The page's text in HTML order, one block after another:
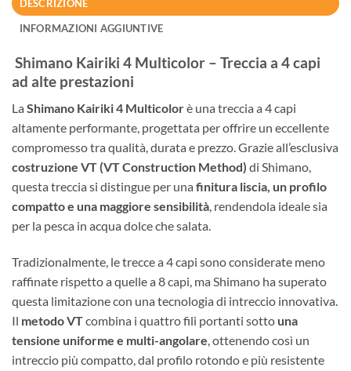
DESCRIZIONE
INFORMAZIONI AGGIUNTIVE
Shimano Kairiki 4 Multicolor – Treccia a 4 capi
ad alte prestazioni
La Shimano Kairiki 4 Multicolorè una treccia a 4 capi
altamente performante, progettata per offrire un eccellente
compromesso tra qualità, durata e prezzo. Grazie all’esclusiva
costruzione VT (VT Construction Method) di Shimano,
questa treccia si distingue per una finitura liscia, un profilo
compatto e una maggiore sensibilità, rendendola ideale sia
per la pesca in acqua dolce che salata.
Tradizionalmente, le trecce a 4 capi sono considerate meno
raffinate rispetto a quelle a 8 capi, ma Shimano ha superato
questa limitazione con una tecnologia di intreccio innovativa.
Il metodo VTcombina i quattro fili portanti sotto una
tensione uniforme e multi-angolare, ottenendo così un
intreccio più compatto, dal profilo rotondo e più resistente